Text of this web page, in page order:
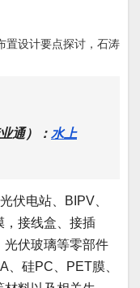
设计要点探讨， 石涛
通）： 水上
伏电站、BIPV、
，接线盒、接插
光伏玻璃等零部件
、硅PC、PET膜、